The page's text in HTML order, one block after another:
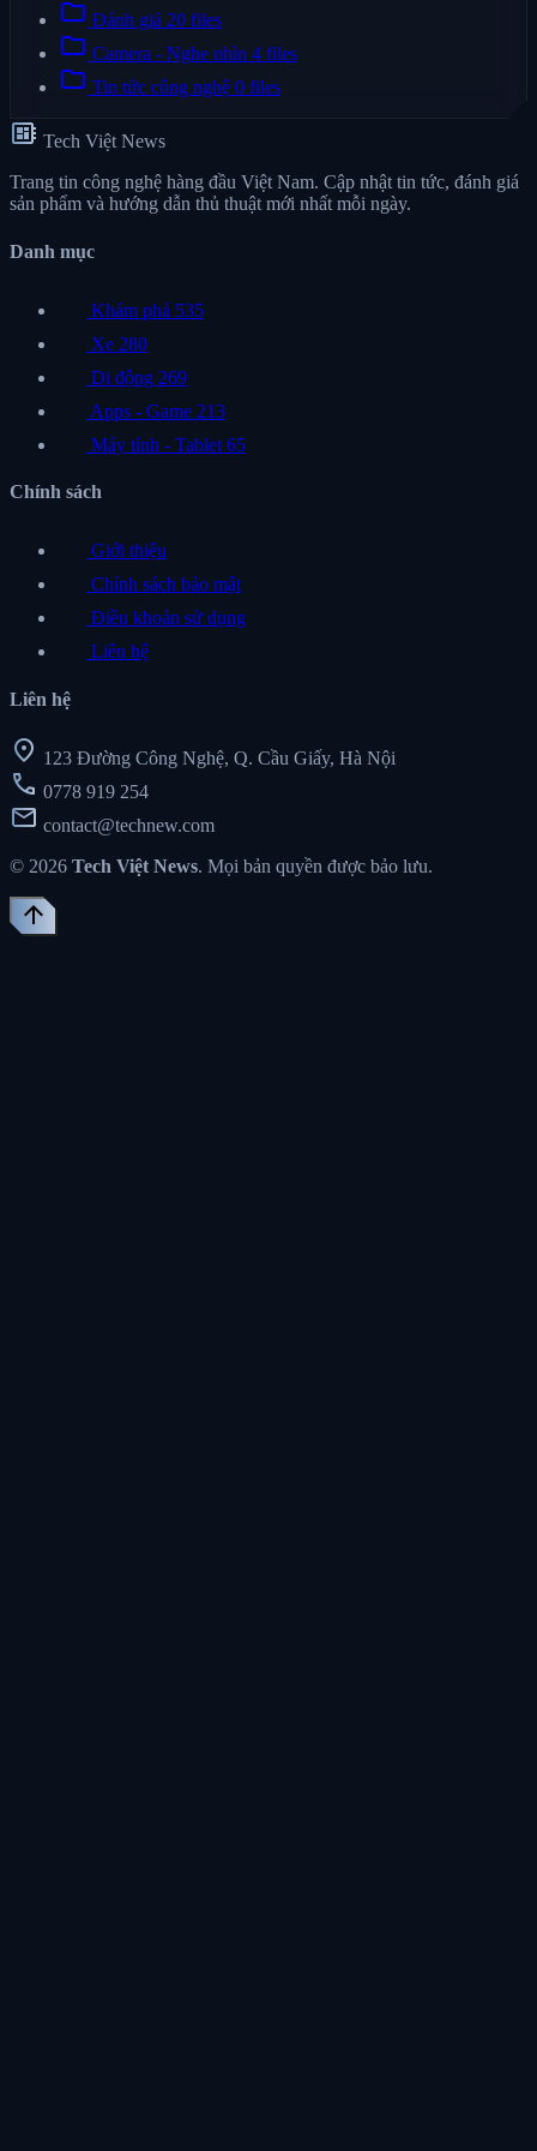
folder Đánh giá 20 files
folder Camera - Nghe nhìn 4 files
folder Tin tức công nghệ 0 files
developer_board Tech Việt News
Trang tin công nghệ hàng đầu Việt Nam. Cập nhật tin tức, đánh giá
sản phẩm và hướng dẫn thủ thuật mới nhất mỗi ngày.
Danh mục
Khám phá 535
Xe 280
Di động 269
Apps - Game 213
Máy tính - Tablet 65
Chính sách
Giới thiệu
Chính sách bảo mật
Điều khoản sử dụng
Liên hệ
Liên hệ
location_on 123 Đường Công Nghệ, Q. Cầu Giấy, Hà Nội
call 0778 919 254
mail contact@technew.com
© 2026 Tech Việt News. Mọi bản quyền được bảo lưu.
arrow_upward